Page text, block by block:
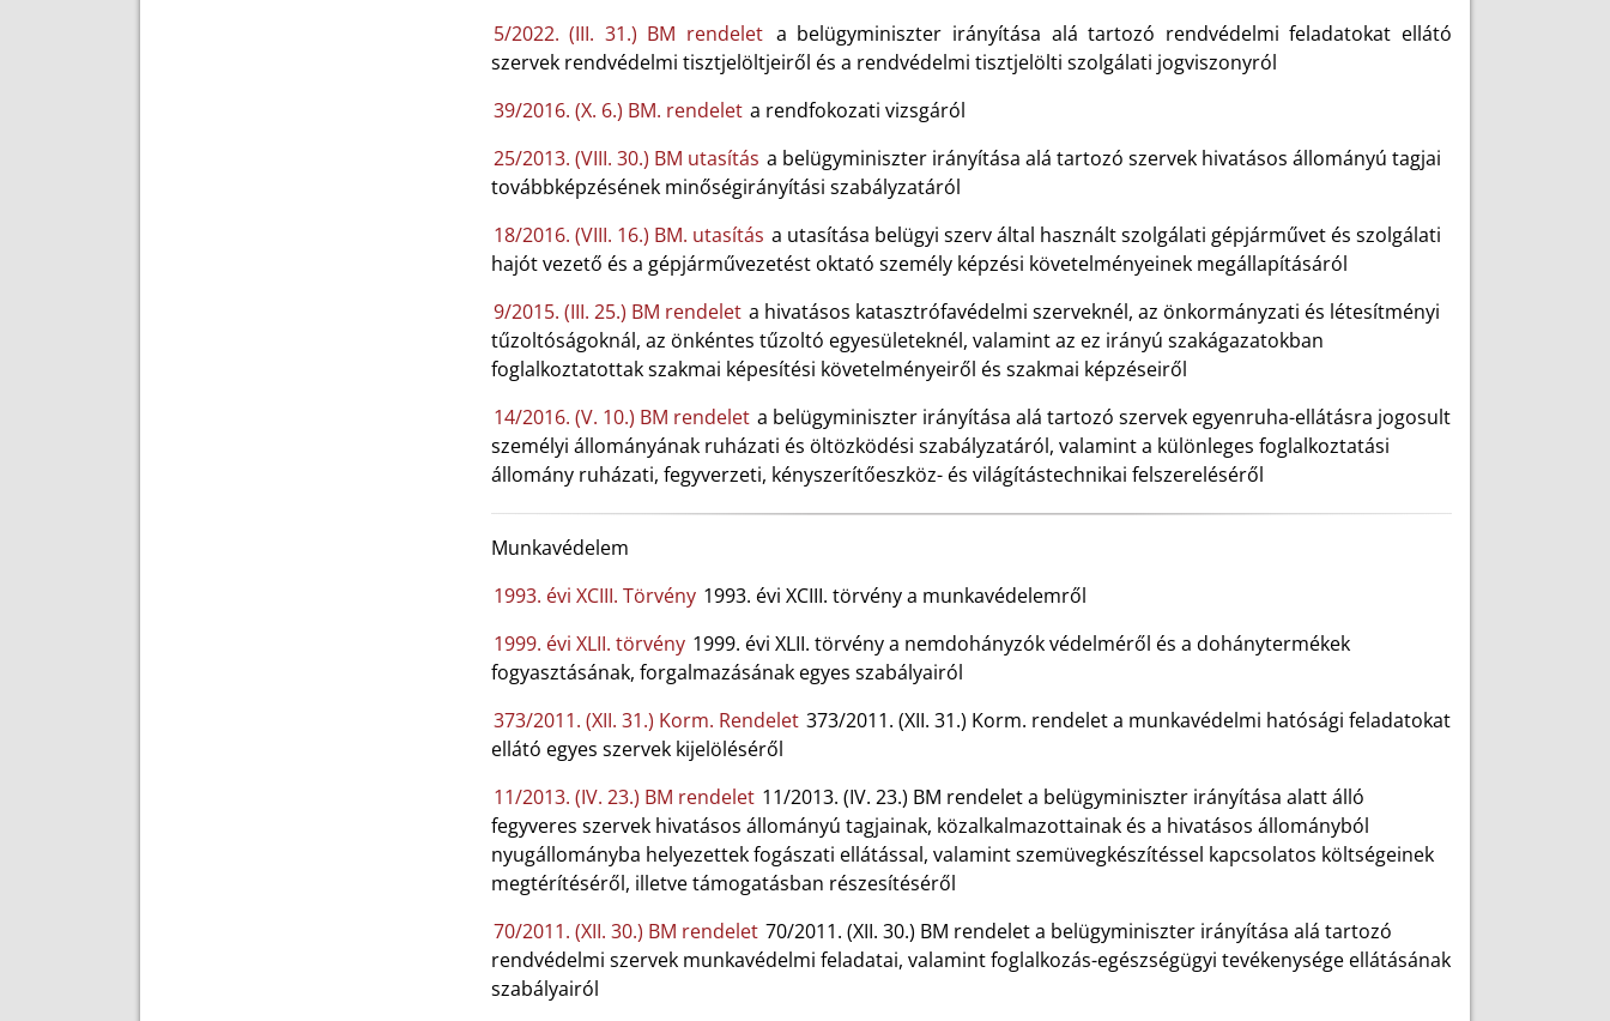
5/2022. (III. 31.) BM rendelet a belügyminiszter irányítása alá tartozó rendvédelmi feladatokat ellátó
szervek rendvédelmi tisztjelöltjeiről és a rendvédelmi tisztjelölti szolgálati jogviszonyról
39/2016. (X. 6.) BM. rendelet a rendfokozati vizsgáról
25/2013. (VIII. 30.) BM utasítás a belügyminiszter irányítása alá tartozó szervek hivatásos állományú tagjai
továbbképzésének minőségirányítási szabályzatáról
18/2016. (VIII. 16.) BM. utasítás a utasítása belügyi szerv által használt szolgálati gépjárművet és szolgálati
hajót vezető és a gépjárművezetést oktató személy képzési követelményeinek megállapításáról
9/2015. (III. 25.) BM rendelet a hivatásos katasztrófavédelmi szerveknél, az önkormányzati és létesítményi
tűzoltóságoknál, az önkéntes tűzoltó egyesületeknél, valamint az ez irányú szakágazatokban
foglalkoztatottak szakmai képesítési követelményeiről és szakmai képzéseiről
14/2016. (V. 10.) BM rendelet a belügyminiszter irányítása alá tartozó szervek egyenruha-ellátásra jogosult
személyi állományának ruházati és öltözködési szabályzatáról, valamint a különleges foglalkoztatási
állomány ruházati, fegyverzeti, kényszerítőeszköz- és világítástechnikai felszereléséről
Munkavédelem
1993. évi XCIII. Törvény 1993. évi XCIII. törvény a munkavédelemről
1999. évi XLII. törvény 1999. évi XLII. törvény a nemdohányzók védelméről és a dohánytermékek
fogyasztásának, forgalmazásának egyes szabályairól
373/2011. (XII. 31.) Korm. Rendelet 373/2011. (XII. 31.) Korm. rendelet a munkavédelmi hatósági feladatokat
ellátó egyes szervek kijelöléséről
11/2013. (IV. 23.) BM rendelet 11/2013. (IV. 23.) BM rendelet a belügyminiszter irányítása alatt álló
fegyveres szervek hivatásos állományú tagjainak, közalkalmazottainak és a hivatásos állományból
nyugállományba helyezettek fogászati ellátással, valamint szemüvegkészítéssel kapcsolatos költségeinek
megtérítéséről, illetve támogatásban részesítéséről
70/2011. (XII. 30.) BM rendelet 70/2011. (XII. 30.) BM rendelet a belügyminiszter irányítása alá tartozó
rendvédelmi szervek munkavédelmi feladatai, valamint foglalkozás-egészségügyi tevékenysége ellátásának
szabályairól